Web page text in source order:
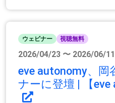
ウェビナー 視聴無料
2026/04/23 〜 2026/06/11
eve autonomy、岡
ナーに登壇 | 【eve